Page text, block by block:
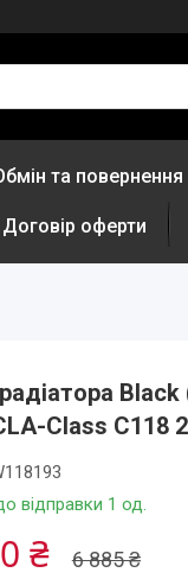
та повернення
Договір оферти
Class C118
відправки 1 од.
6 885 ₴
₴